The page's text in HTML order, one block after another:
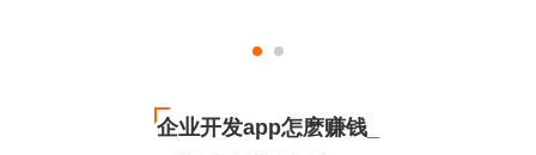
企业开发app怎麽赚钱_